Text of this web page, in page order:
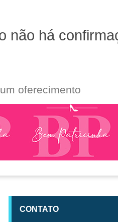
não há
oferecimento
CONTATO